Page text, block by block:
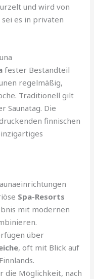
und wird von
es in privaten
fester Bestandteil
regelmäßig,
Traditionell gilt
Saunatag. Die
finnischen
Spa-Resorts
mit modernen
über
, oft mit Blick auf
die Möglichkeit, nach